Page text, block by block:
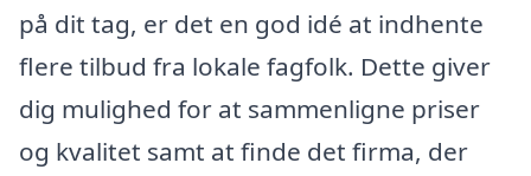
på dit tag, er det en god idé at indhente
flere tilbud fra lokale fagfolk. Dette giver
dig mulighed for at sammenligne priser
og kvalitet samt at finde det firma, der